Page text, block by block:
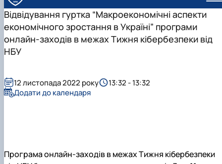
Навчально-наукова лабораторія
програми та ЕНК
Аспіранти кафедри
СТУДЕНТСЬКИЙ ГУРТОК
МІЖНАРОДНІ НАУКОВО-ПРАКТИЧНІ КОНФЕРЕНЦІЇ
Відвідування гуртка “Макроекономічні аспекти
економічного зростання в Україні” програми
онлайн-заходів в межах Тижня кібербезпеки від
НБУ
Програма онлайн-заходів в межах Тижня кібербезпеки
12 листопада 2022 року
13:32 - 13:32
Додати до календаря